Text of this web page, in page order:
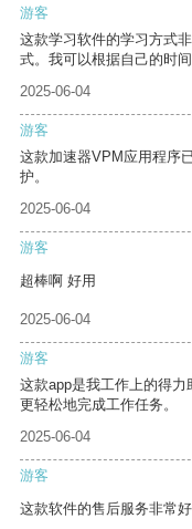
游客
这款学习软件的学习方式
式。我可以根据自己的时间
2025-06-04
游客
这款加速器VPM应用程序
护。
2025-06-04
游客
超棒啊 好用
2025-06-04
游客
这款app是我工作上的得
更轻松地完成工作任务。
2025-06-04
游客
这款软件的售后服务非常